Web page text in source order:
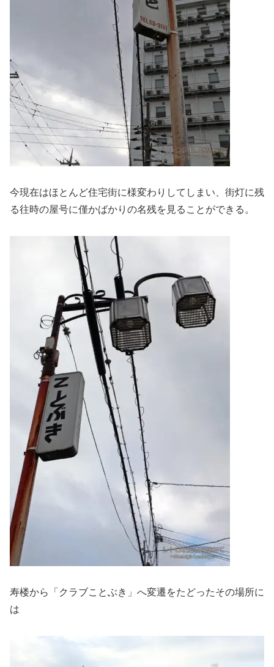
今現在はほとんど住宅街に様変わりしてしまい、街灯に残
る往時の屋号に僅かばかりの名残を見ることができる。
寿楼から「クラブことぶき」へ変遷をたどったその場所に
は